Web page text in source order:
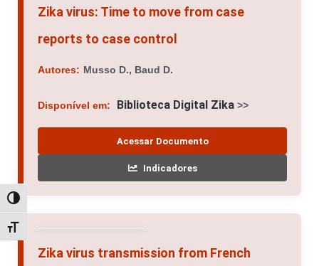
Alternar alto contraste
Alternar tamanho da fonte
Zika virus: Time to move from case
reports to case control
Autores: Musso D., Baud D.
Disponível em: Biblioteca Digital Zika >>
Acessar Documento
Indicadores
Zika virus transmission from French